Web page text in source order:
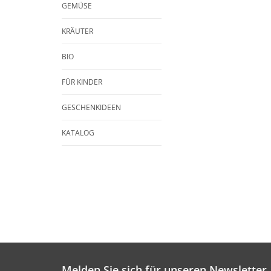
GEMÜSE
KRÄUTER
BIO
FÜR KINDER
GESCHENKIDEEN
KATALOG